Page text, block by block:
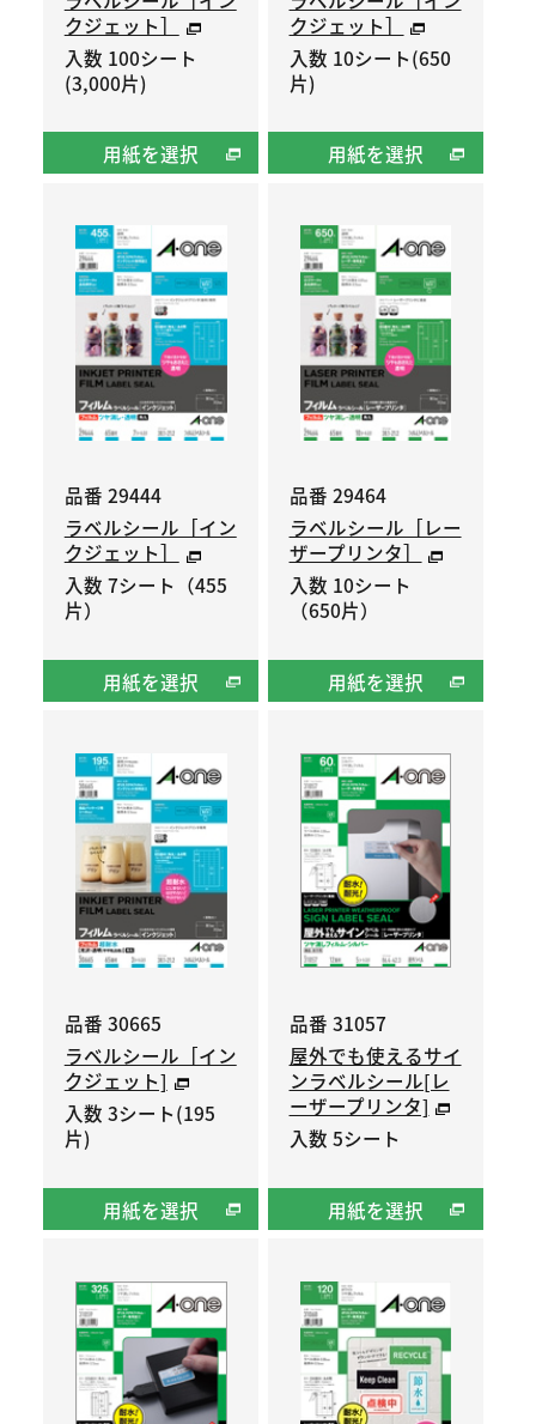
クジェット］
入数 100シート
(3,000片)
用紙を選択
クジェット］
入数 10シート(650
片)
用紙を選択
品番 29444
ラベルシール［イン
クジェット］
入数 7シート（455
片）
用紙を選択
品番 29464
ラベルシール［レー
ザープリンタ］
入数 10シート
（650片）
用紙を選択
品番 30665
ラベルシール［イン
クジェット]
入数 3シート(195
片)
用紙を選択
品番 31057
屋外でも使えるサイ
ンラベルシール[レ
ーザープリンタ]
入数 5シート
用紙を選択